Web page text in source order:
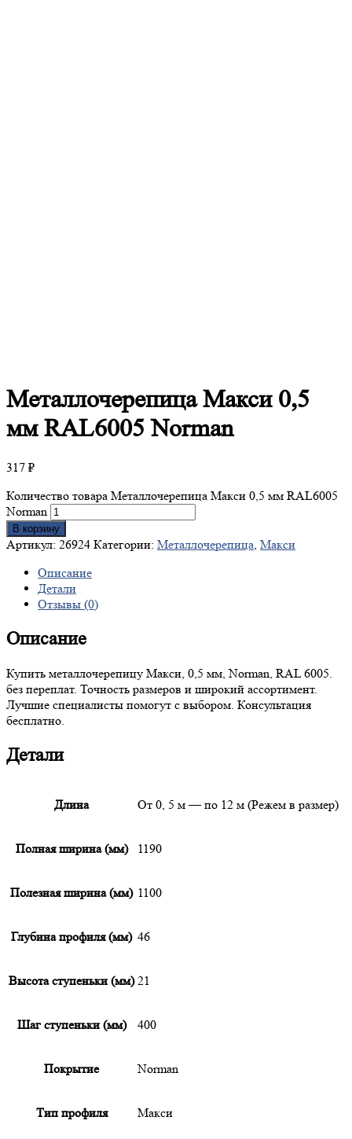
МеталлочерепицаМакси 0,5
мм RAL6005 Norman
317 ₽
Количество товара Металлочерепица Макси 0,5 мм RAL6005
Norman
В корзину
Артикул: 26924 Категории: Металлочерепица, Макси
Описание
Детали
Отзывы (0)
Описание
Купить металлочерепицу Макси, 0,5 мм, Norman, RAL 6005.
без переплат. Точность размеров и широкий ассортимент.
Лучшие специалисты помогут с выбором. Консультация
бесплатно.
Детали
Длина От 0, 5 м — по 12 м (Режем в размер)
Полная ширина (мм) 1190
Полезная ширина (мм) 1100
Глубина профиля (мм) 46
Высота ступеньки (мм) 21
Шаг ступеньки (мм) 400
Покрытие Norman
Тип профиля Макси